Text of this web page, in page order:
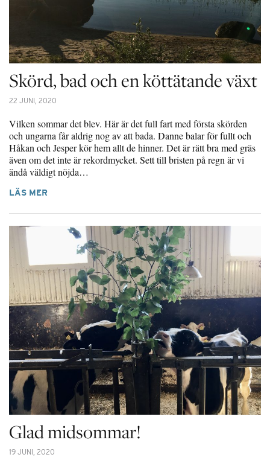
Skörd, bad och en köttätande växt
22 JUNI, 2020
Vilken sommar det blev. Här är det full fart med första skörden
och ungarna får aldrig nog av att bada. Danne balar för fullt och
Håkan och Jesper kör hem allt de hinner. Det är rätt bra med gräs
även om det inte är rekordmycket. Sett till bristen på regn är vi
ändå väldigt nöjda…
LÄS MER
Glad midsommar!
19 JUNI, 2020